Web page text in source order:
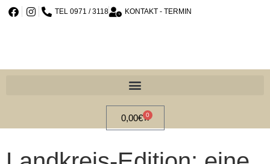
TEL 0971 / 3118 KONTAKT - TERMIN
0,00€ 0